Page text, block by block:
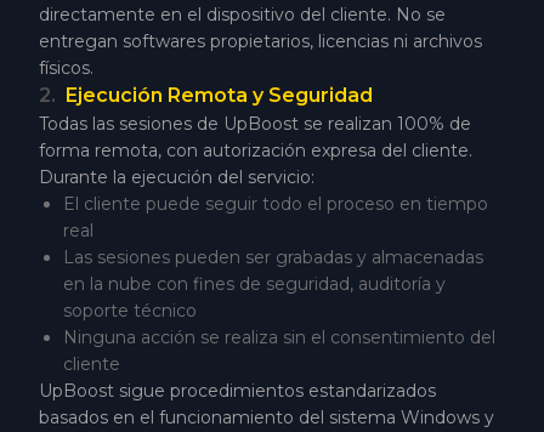
directamente en el dispositivo del cliente. No se
entregan softwares propietarios, licencias ni archivos
físicos.
2. Ejecución Remota y Seguridad
Todas las sesiones de UpBoost se realizan 100% de
forma remota, con autorización expresa del cliente.
Durante la ejecución del servicio:
El cliente puede seguir todo el proceso en tiempo
real
Las sesiones pueden ser grabadas y almacenadas
en la nube con fines de seguridad, auditoría y
soporte técnico
Ninguna acción se realiza sin el consentimiento del
cliente
UpBoost sigue procedimientos estandarizados
basados en el funcionamiento del sistema Windows y